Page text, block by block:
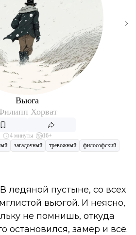
Вьюга
Хорват
4 минуты
16+
загадочный тревожный
философский
ледяной пустыне, со всех
вьюгой. И неясно,
не помнишь, откуда
остановился, замер и всё.